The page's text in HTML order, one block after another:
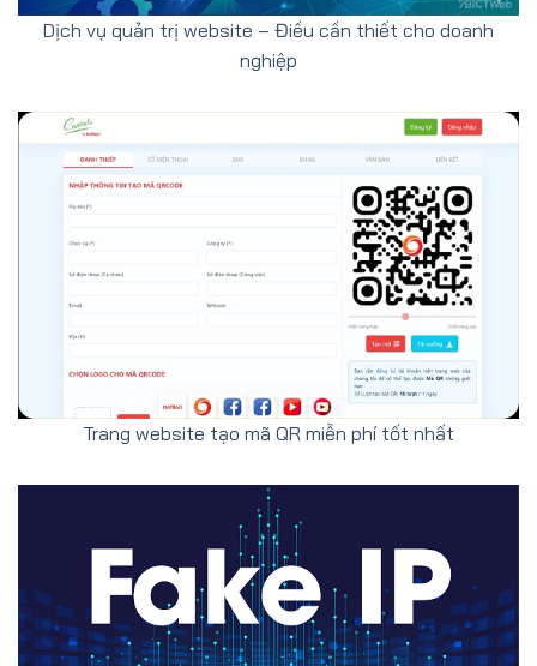
Dịch vụ quản trị website – Điều cần thiết cho doanh
nghiệp
Trang website tạo mã QR miễn phí tốt nhất